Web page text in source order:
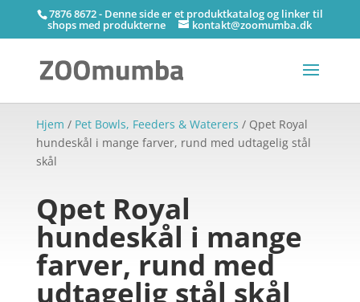
7876 8672 - Denne side er et produktkatalog og linker til
shops med produkterne kontakt@zoomumba.dk
Hjem / Pet Bowls, Feeders & Waterers / Qpet Royal
hundeskål i mange farver, rund med udtagelig stål
skål
Qpet Royal
hundeskål i mange
farver, rund med
udtagelig stål skål